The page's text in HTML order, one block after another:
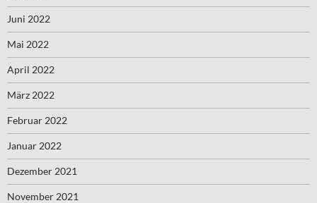
Juni 2022
Mai 2022
April 2022
März 2022
Februar 2022
Januar 2022
Dezember 2021
November 2021